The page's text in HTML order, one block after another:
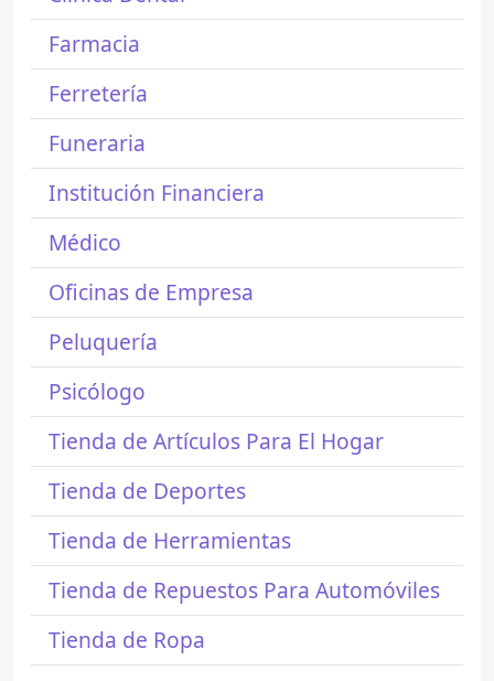
Farmacia
Ferretería
Funeraria
Institución Financiera
Médico
Oficinas de Empresa
Peluquería
Psicólogo
Tienda de Artículos Para El Hogar
Tienda de Deportes
Tienda de Herramientas
Tienda de Repuestos Para Automóviles
Tienda de Ropa